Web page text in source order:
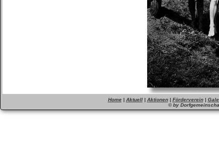
Home | Aktuell | Aktionen | Förderverein |
© by